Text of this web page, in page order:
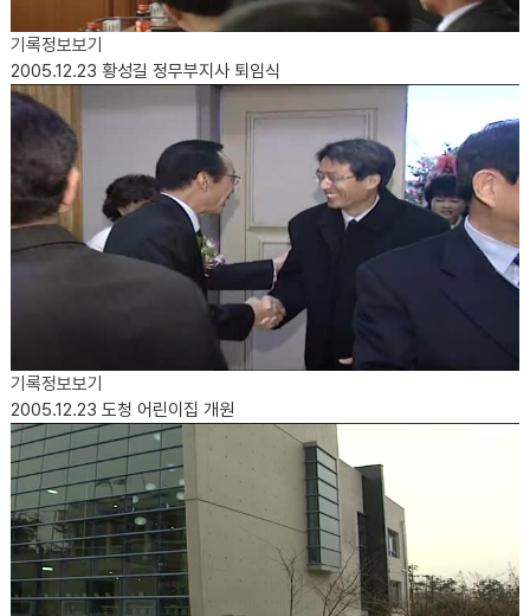
기록정보보기
2005.12.23 황성길 정무부지사 퇴임식
기록정보보기
2005.12.23 도청 어린이집 개원